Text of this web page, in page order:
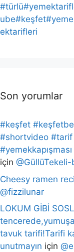
ektarifleri
Son yorumlar
#keşfet
#shortvideo
için
Cheesy ramen
@fizzilunar
LOKUM GİBİ
tavuk tarifi!Tarifi
unutmayın için